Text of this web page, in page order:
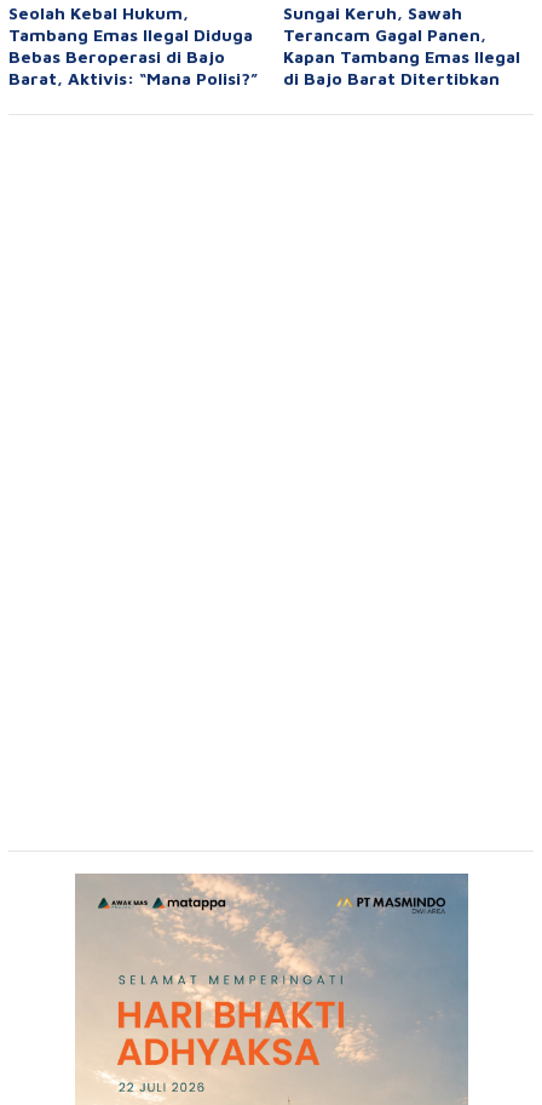
Seolah Kebal Hukum,
Tambang Emas Ilegal Diduga
Bebas Beroperasi di Bajo
Barat, Aktivis: “Mana Polisi?”
Sungai Keruh, Sawah
Terancam Gagal Panen,
Kapan Tambang Emas Ilegal
di Bajo Barat Ditertibkan